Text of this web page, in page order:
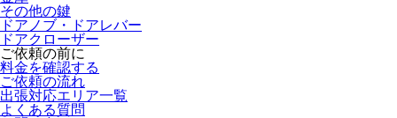
その他の鍵
ドアノブ・ドアレバー
ドアクローザー
ご依頼の前に
料金を確認する
ご依頼の流れ
出張対応エリア一覧
よくある質問